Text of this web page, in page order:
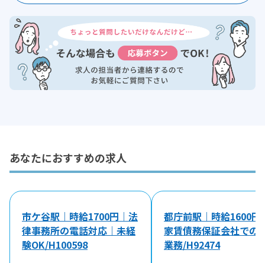
あなたにおすすめの求人
市ケ谷駅｜時給1700円｜法
律事務所の電話対応｜未経
験OK/H100598
都庁前駅｜時給1600円
家賃債務保証会社での
業務/H92474